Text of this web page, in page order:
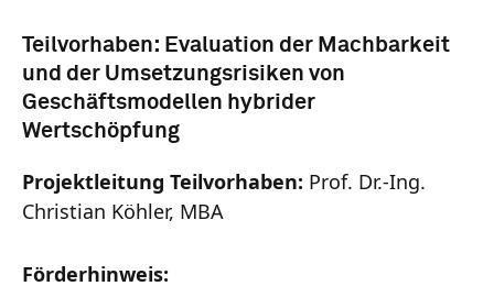
Teilvorhaben: Evaluation der Machbarkeit
und der Umsetzungsrisiken von
Geschäftsmodellen hybrider
Wertschöpfung
Projektleitung Teilvorhaben: Prof. Dr.-Ing.
Christian Köhler, MBA
Förderhinweis: